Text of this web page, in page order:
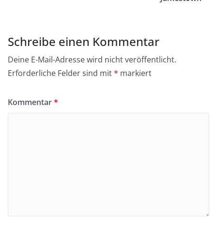
Schreibe einen Kommentar
Deine E-Mail-Adresse wird nicht veröffentlicht.
Erforderliche Felder sind mit* markiert
Kommentar*